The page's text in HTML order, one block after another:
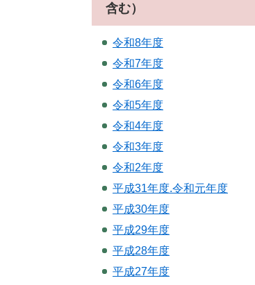
含む）
令和8年度
令和7年度
令和6年度
令和5年度
令和4年度
令和3年度
令和2年度
平成31年度.令和元年度
平成30年度
平成29年度
平成28年度
平成27年度